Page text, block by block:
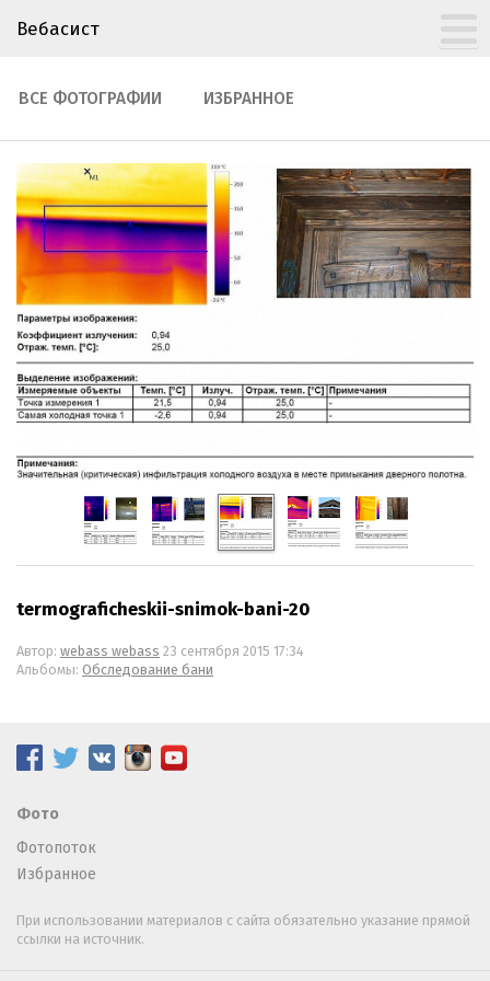
Вебасист
ВСЕ ФОТОГРАФИИ ИЗБРАННОЕ
termograficheskii-snimok-bani-20
Автор: webass webass 23 сентября 2015 17:34
Альбомы: Обследование бани
Фото
Фотопоток
Избранное
При использовании материалов с сайта обязательно указание прямой
ссылки на источник.